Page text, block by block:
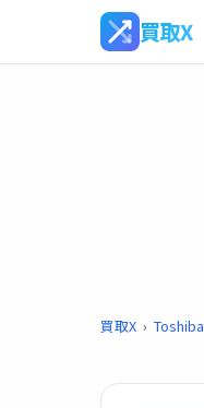
買取X
買取X › Toshiba